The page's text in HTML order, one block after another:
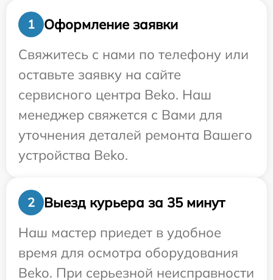
1
Оформление заявки
Свяжитесь с нами по телефону или
оставьте заявку на сайте
сервисного центра Beko. Наш
менеджер свяжется с Вами для
уточнения деталей ремонта Вашего
устройства Beko.
2
Выезд курьера за 35 минут
Наш мастер приедет в удобное
время для осмотра оборудования
Beko. При серьезной неисправности